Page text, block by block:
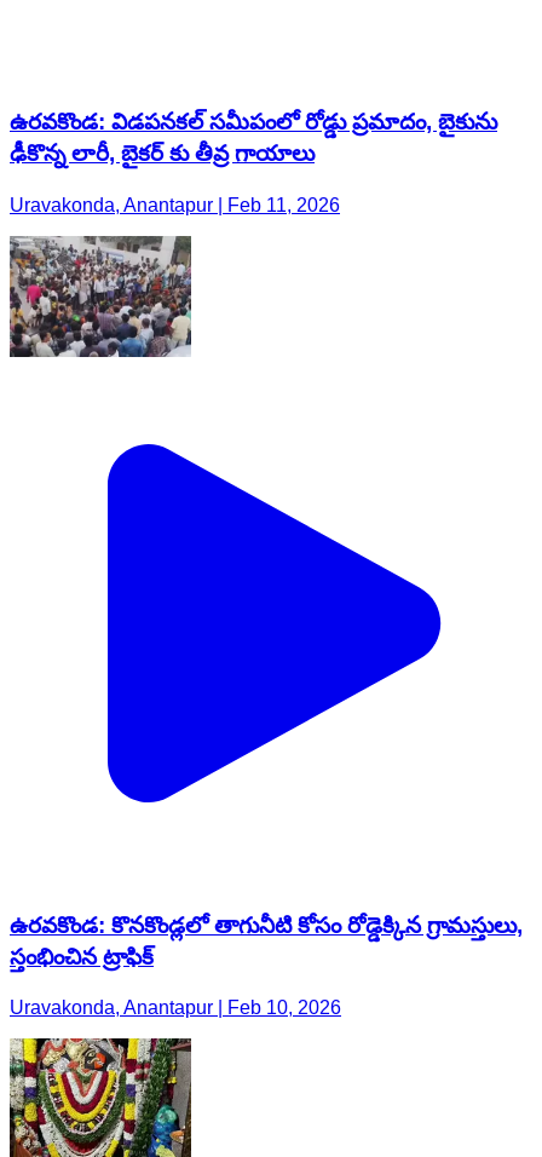
ఉరవకొండ: విడపనకల్ సమీపంలో రోడ్డు ప్రమాదం, బైకును
ఢీకొన్న లారీ, బైకర్ కు తీవ్ర గాయాలు
Uravakonda, Anantapur | Feb 11, 2026
ఉరవకొండ: కొనకొండ్లలో తాగునీటి కోసం రోడ్డెక్కిన గ్రామస్తులు,
స్తంభించిన ట్రాఫిక్
Uravakonda, Anantapur | Feb 10, 2026